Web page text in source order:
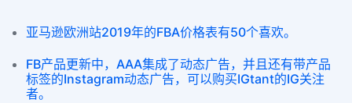
亚马逊欧洲站2019年的FBA价格表有50个喜欢。
FB产品更新中，AAA集成了动态广告，并且还有带产品
标签的Instagram动态广告，可以购买IGtant的IG关注
者。